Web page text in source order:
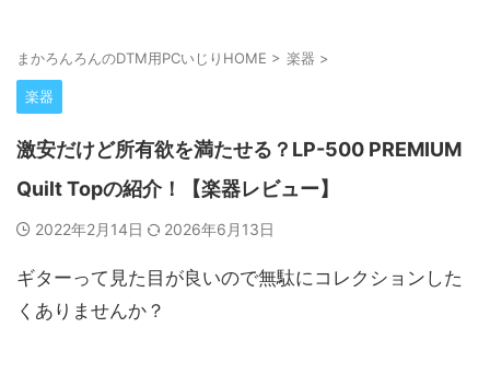
まかろんろんのDTM用PCいじりHOME > 楽器 >
楽器
激安だけど所有欲を満たせる？LP-500 PREMIUM
Quilt Topの紹介！【楽器レビュー】
2022年2月14日 2026年6月13日
ギターって見た目が良いので無駄にコレクションした
くありませんか？